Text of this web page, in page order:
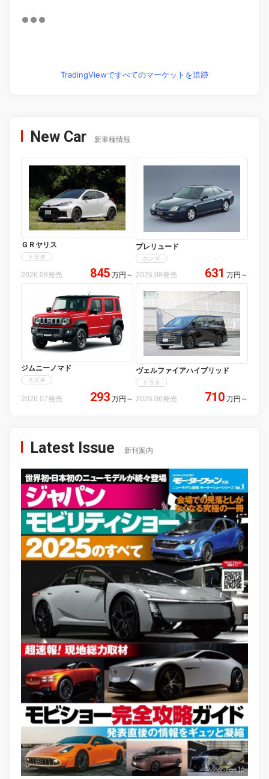
TradingViewですべてのマーケットを追跡
New Car 新車種情報
ＧＲヤリス
トヨタ
2026.08発売 845 万円 ～
プレリュード
ホンダ
2026.08発売 631 万円 ～
ジムニーノマド
スズキ
2026.07発売 293 万円 ～
ヴェルファイアハイブリッド
トヨタ
2026.06発売 710 万円 ～
Latest Issue 新刊案内